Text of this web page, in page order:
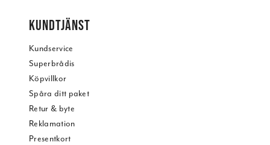
KUNDTJÄNST
Kundservice
Superbrådis
Köpvillkor
Spåra ditt paket
Retur & byte
Reklamation
Presentkort